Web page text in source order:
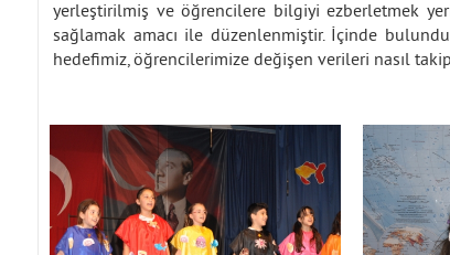
yerleştirilmiş ve öğrencilere bilgiyi ezberletmek
sağlamak amacı ile düzenlenmiştir. İçinde
hedefimiz, öğrencilerimize değişen verileri nasıl